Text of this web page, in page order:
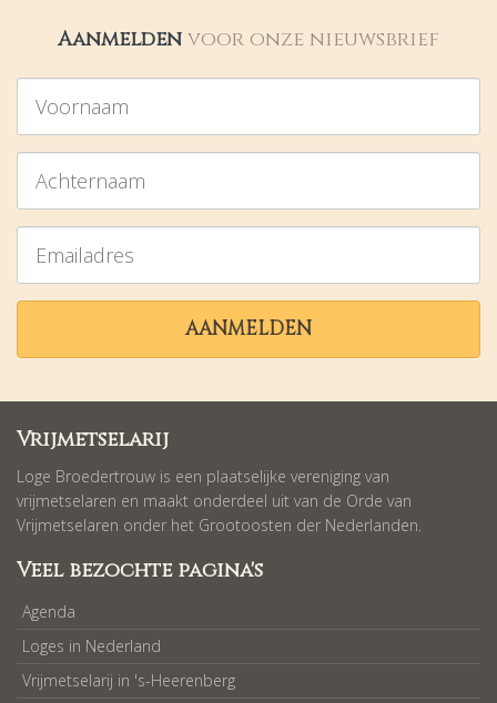
Aanmelden voor onze nieuwsbrief
AANMELDEN
Vrijmetselarij
Loge Broedertrouw is een plaatselijke vereniging van
vrijmetselaren en maakt onderdeel uit van de Orde van
Vrijmetselaren onder het Grootoosten der Nederlanden.
Veel bezochte pagina's
Agenda
Loges in Nederland
Vrijmetselarij in 's-Heerenberg